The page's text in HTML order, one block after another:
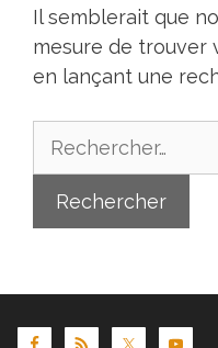
Il semblerait que
mesure de trouver
en lançant une
Rechercher :